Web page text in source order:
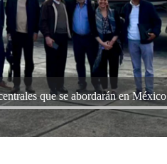
que se abordarán en México